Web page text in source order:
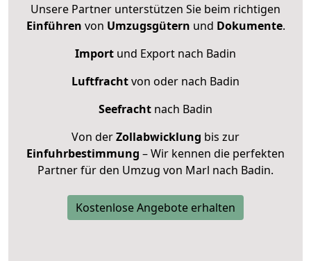
Unsere Partner unterstützen Sie beim richtigen
Einführen von Umzugsgütern und Dokumente.
Import und Export nach Badin
Luftfrachtvon oder nach Badin
Seefracht nach Badin
Von derZollabwicklung bis zur
Einfuhrbestimmung – Wir kennen die perfekten
Partner für den Umzug von Marl nach Badin.
Kostenlose Angebote erhalten